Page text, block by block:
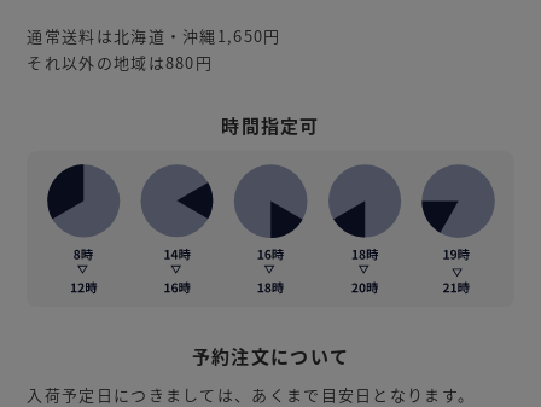
通常送料は北海道・沖縄1,650円
それ以外の地域は880円
時間指定可
予約注文について
入荷予定日につきましては、あくまで目安日となります。